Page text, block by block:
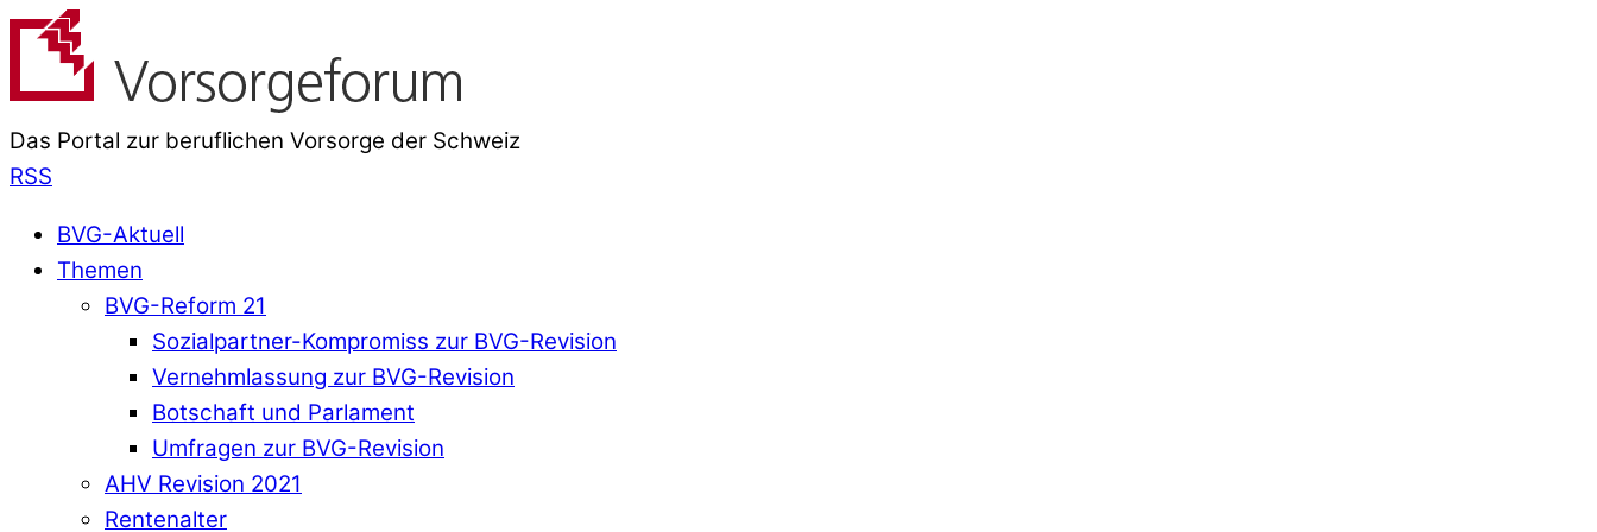
Das Portal zur beruflichen Vorsorge der Schweiz
RSS
BVG-Aktuell
Themen
BVG-Reform 21
Sozialpartner-Kompromiss zur BVG-Revision
Vernehmlassung zur BVG-Revision
Botschaft und Parlament
Umfragen zur BVG-Revision
AHV Revision 2021
Rentenalter